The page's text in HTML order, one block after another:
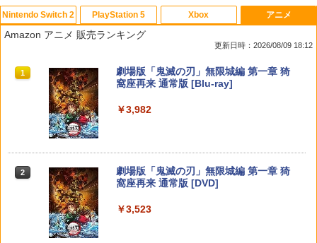
1 Nintendo Switch 2 オールインボックス
Nintendo Switch2 ケース EVA キャリン
￥1,078
1
【特典】Marvel’s Wolverine(【早期購
入封入特典】DLC)
ション]
1
【中古】「俺の妹がこんなに可愛いわけ
がない ポータブル」ずっとこのまま♪パ
ック( 特典なし ) - PSP
￥549
￥900
1
ゾンビランドサガLIVE～フランシュシュ
ゆめぎんがフェスティバル～【Blu-ra
￥7,920
￥8,006
『劇場版ハイキュー!! ゴミ捨て場の決
Nintendo Switch 2
1
スプラトゥーン レイダース|オンライン
コード版
￥5,832
2 スプラトゥーン レイダース -Switch2
PlayStation 5
1
PlayStation 5 デジタル・エディション
日本語専用 Console Language: Japan
2
Beast of Reincarnation -PS5 【特典】
プロダクトコード 封入
￥7,286
Xbox
1
【純正品】Xbox ワイヤレス コントロー
ラー + USB-C® ケーブル
￥8,300
ラー (ロボット ホワイト)
アニメ
Amazon アニメ 販売ランキング
更新日時：2026/08/09 18:12
1
劇場版「鬼滅の刃」無限城編 第一章 猗
窩座再来 通常版 [Blu-ray]
￥3,982
2
劇場版「鬼滅の刃」無限城編 第一章 猗
窩座再来 通常版 [DVD]
￥3,523